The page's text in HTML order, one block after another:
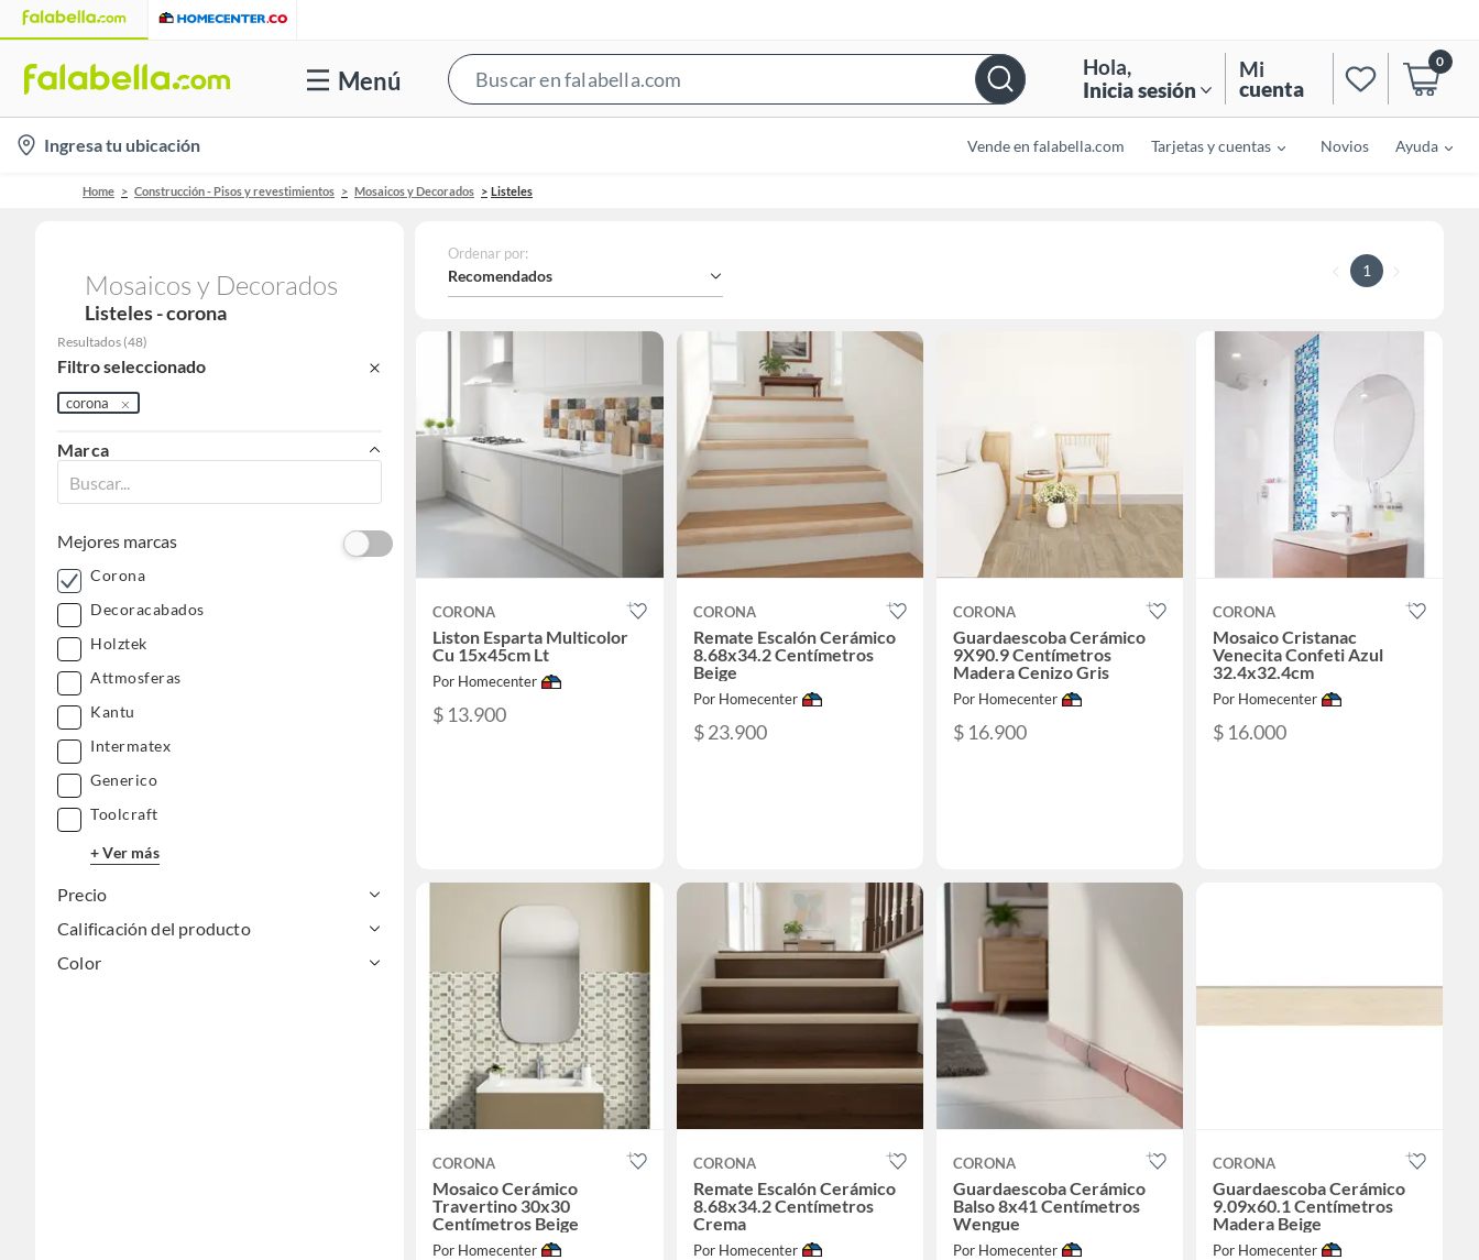
Menú
Bar
Hola,
Inicia sesión
Mi
cuenta
0
location-
icon
Ingresa tu ubicación Vende en falabella.com Tarjetas y cuentas Novios Ayuda
Home Construcción - Pisos y revestimientos Mosaicos y Decorados Listeles
Mosaicos y Decorados
Listeles - corona
Resultados (48)
Filtro seleccionado
corona
Marca
Mejores marcas
Corona
Decoracabados
Holztek
Attmosferas
Kantu
Intermatex
Generico
Toolcraft
+ Ver más
Precio
Calificación del producto
Color
Ordenar por:
Recomendados 1
CORONA
Liston Esparta Multicolor
Cu 15x45cm Lt
Por Homecenter
$ 13.900
CORONA
Remate Escalón Cerámico
8.68x34.2 Centímetros
Beige
Por Homecenter
$ 23.900
CORONA
Guardaescoba Cerámico
9X90.9 Centímetros
Madera Cenizo Gris
Por Homecenter
$ 16.900
CORONA
Mosaico Cristanac
Venecita Confeti Azul
32.4x32.4cm
Por Homecenter
$ 16.000
CORONA
Mosaico Cerámico
Travertino 30x30
Centímetros Beige
Por Homecenter
CORONA
Remate Escalón Cerámico
8.68x34.2 Centímetros
Crema
Por Homecenter
CORONA
Guardaescoba Cerámico
Balso 8x41 Centímetros
Wengue
Por Homecenter
CORONA
Guardaescoba Cerámico
9.09x60.1 Centímetros
Madera Beige
Por Homecenter